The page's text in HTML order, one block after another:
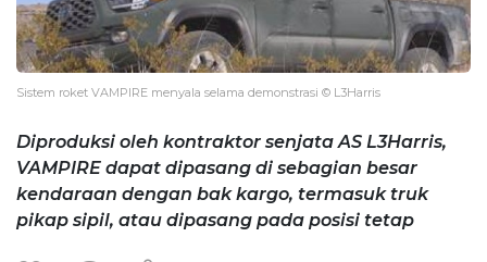
Sistem roket VAMPIRE menyala selama demonstrasi © L3Harris
Diproduksi oleh kontraktor senjata AS L3Harris,
VAMPIRE dapat dipasang di sebagian besar
kendaraan dengan bak kargo, termasuk truk
pikap sipil, atau dipasang pada posisi tetap